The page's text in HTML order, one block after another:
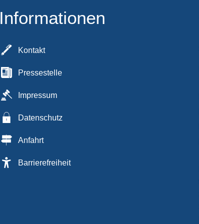
Informationen
Kontakt
Pressestelle
Impressum
Datenschutz
Anfahrt
Barrierefreiheit